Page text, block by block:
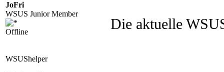
JoFri
WSUS Junior Member
Offline
WSUShelper
Die aktuelle